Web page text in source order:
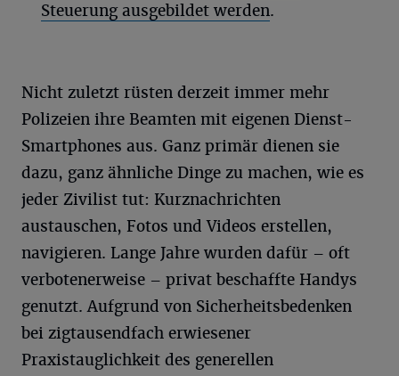
Steuerung ausgebildet werden.
Nicht zuletzt rüsten derzeit immer mehr
Polizeien ihre Beamten mit eigenen Dienst-
Smartphones aus. Ganz primär dienen sie
dazu, ganz ähnliche Dinge zu machen, wie es
jeder Zivilist tut: Kurznachrichten
austauschen, Fotos und Videos erstellen,
navigieren. Lange Jahre wurden dafür – oft
verbotenerweise – privat beschaffte Handys
genutzt. Aufgrund von Sicherheitsbedenken
bei zigtausendfach erwiesener
Praxistauglichkeit des generellen